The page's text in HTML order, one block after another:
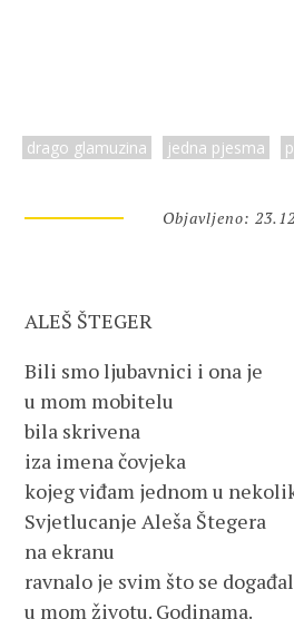
drago glamuzina jedna pjesma
Objavljeno:
ALEŠ ŠTEGER
Bili smo ljubavnici i ona je
u mom mobitelu
bila skrivena
iza imena čovjeka
kojeg viđam jednom u
Svjetlucanje Aleša Štegera
na ekranu
ravnalo je svim što se
u mom životu. Godinama.